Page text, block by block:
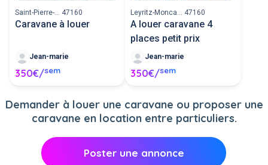
location. Si vous posséder une caravane :
proposer sa location entre particuliers afin de
Saint-Pierre-... 47160
Caravane à louer
Jean-marie
350€/sem
Leyritz-Monca... 47160
A louer caravane 4
places petit prix
Jean-marie
350€/sem
Demander à louer une caravane ou proposer une
caravane en location entre particuliers.
Poster une annonce